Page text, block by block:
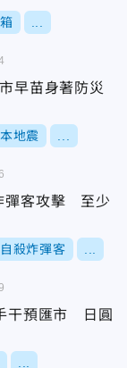
早苗身著防災
地震
彈客攻擊 至少
自殺炸彈客
干預匯市 日圓